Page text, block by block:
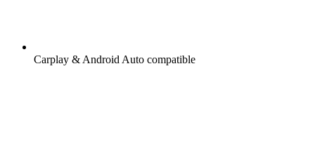
Carplay & Android Auto compatible